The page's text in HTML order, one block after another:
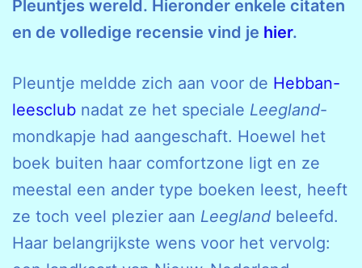
Pleuntjes wereld. Hieronder enkele citaten
en de volledige recensie vind je hier.
Pleuntje meldde zich aan voor de Hebban-
leesclub nadat ze het speciale Leegland-
mondkapje had aangeschaft. Hoewel het
boek buiten haar comfortzone ligt en ze
meestal een ander type boeken leest, heeft
ze toch veel plezier aan Leegland beleefd.
Haar belangrijkste wens voor het vervolg: